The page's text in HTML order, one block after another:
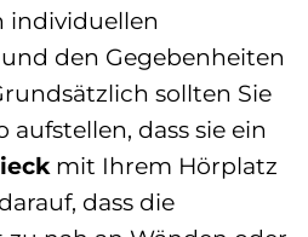
individuellen
den Gegebenheiten
sollten Sie
aufstellen, dass sie ein
mit Ihrem Hörplatz
dass die